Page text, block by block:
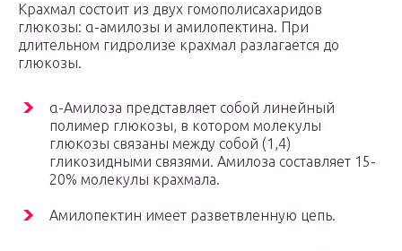
Крахмал состоит из двух гомополисахаридов
глюкозы: α-амилозы и амилопектина. При
длительном гидролизе крахмал разлагается до
глюкозы.
α-Амилоза представляет собой линейный
полимер глюкозы, в котором молекулы
глюкозы связаны между собой (1,4)
гликозидными связями. Амилоза составляет 15-
20% молекулы крахмала.
Амилопектин имеет разветвленную цепь.